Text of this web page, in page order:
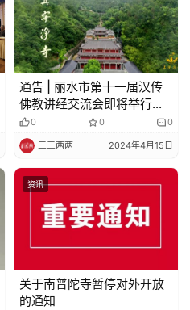
通告 | 丽水市第十一届汉传
佛教讲经交流会即将举行，
欢迎信众前来听经闻法
0 0 0
三三两两 2024年4月15日
资讯
关于南普陀寺暂停对外开放
的通知